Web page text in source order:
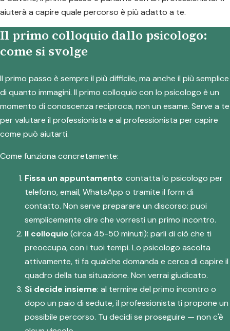
aiuterà a capire quale percorso è più adatto a te.
Il primo colloquio dallo psicologo:
come si svolge
Il primo passo è sempre il più difficile, ma anche il più semplice
di quanto immagini. Il primo colloquio con lo psicologo è un
momento di conoscenza reciproca, non un esame. Serve a te
per valutare il professionista e al professionista per capire
come può aiutarti.
Come funziona concretamente:
Fissa un appuntamento: contatta lo psicologo per
telefono, email, WhatsApp o tramite il form di
contatto. Non serve preparare un discorso: puoi
semplicemente dire che vorresti un primo incontro.
Il colloquio(circa 45-50 minuti): parli di ciò che ti
preoccupa, con i tuoi tempi. Lo psicologo ascolta
attivamente, ti fa qualche domanda e cerca di capire il
quadro della tua situazione. Non verrai giudicato.
Si decide insieme: al termine del primo incontro o
dopo un paio di sedute, il professionista ti propone un
possibile percorso. Tu decidi se proseguire — non c'è